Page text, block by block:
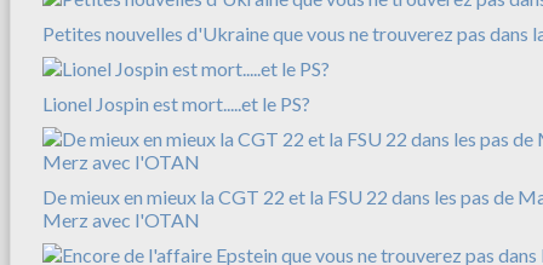
Petites nouvelles d'Ukraine que vous ne trouverez pas dans
Lionel Jospin est mort.....et le PS?
De mieux en mieux la CGT 22 et la FSU 22 dans les pas de
Merz avec l'OTAN